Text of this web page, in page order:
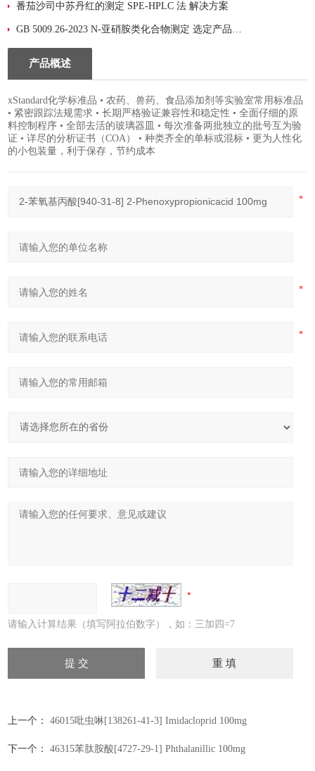
番茄沙司中苏丹红的测定 SPE-HPLC 法 解决方案
GB 5009.26-2023 N-亚硝胺类化合物测定 选定产品：迪马科技 PLS-A净化填料
产品概述
xStandard化学标准品 • 农药、兽药、食品添加剂等实验室常用标准品
• 紧密跟踪法规需求 • 长期严格验证兼容性和稳定性 • 全面仔细的原
料控制程序 • 全部去活的玻璃器皿 • 每次准备两批独立的批号互为验
证 • 详尽的分析证书（COA） • 种类齐全的单标或混标 • 更为人性化
的小包装量，利于保存，节约成本
请输入计算结果（填写阿拉伯数字），如：三加四=7
上一个： 46015吡虫啉[138261-41-3] Imidacloprid 100mg
下一个： 46315苯肽胺酸[4727-29-1] Phthalanillic 100mg